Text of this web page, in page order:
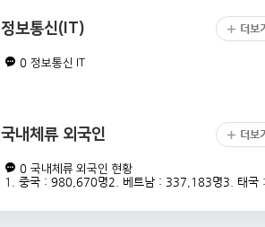
정보통신(IT) 더보
0 정보통신 IT
국내체류 외국인 더보
0 국내체류 외국인 현황
1. 중국 : 980,670명2. 베트남 : 337,183명3. 태국